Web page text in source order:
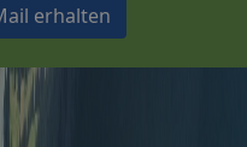
erhalten